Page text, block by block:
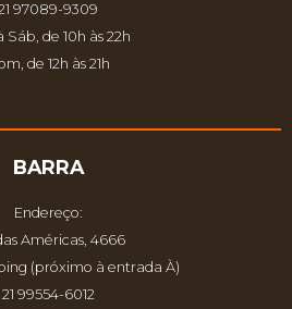
97089-9309
Sáb, de 10h às 22h
de 12h às 21h
BARRA
Endereço:
Américas, 4666
(próximo à entrada À)
21 99554-6012